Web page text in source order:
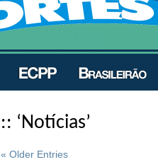
:: ‘Notícias’
« Older Entries